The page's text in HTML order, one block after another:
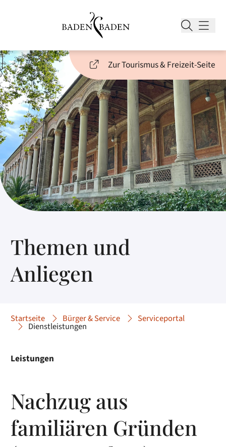
Zur Tourismus & Freizeit-Seite
Themen und
Anliegen
Startseite Bürger & Service Serviceportal
Dienstleistungen
Leistungen
Nachzug aus
familiären Gründen